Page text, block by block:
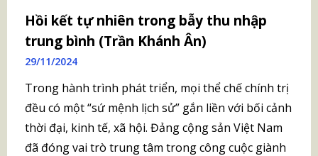
Hồi kết tự nhiên trong bẫy thu nhập
trung bình (Trần Khánh Ân)
29/11/2024
Trong hành trình phát triển, mọi thể chế chính trị
đều có một “sứ mệnh lịch sử” gắn liền với bối cảnh
thời đại, kinh tế, xã hội. Đảng cộng sản Việt Nam
đã đóng vai trò trung tâm trong công cuộc giành